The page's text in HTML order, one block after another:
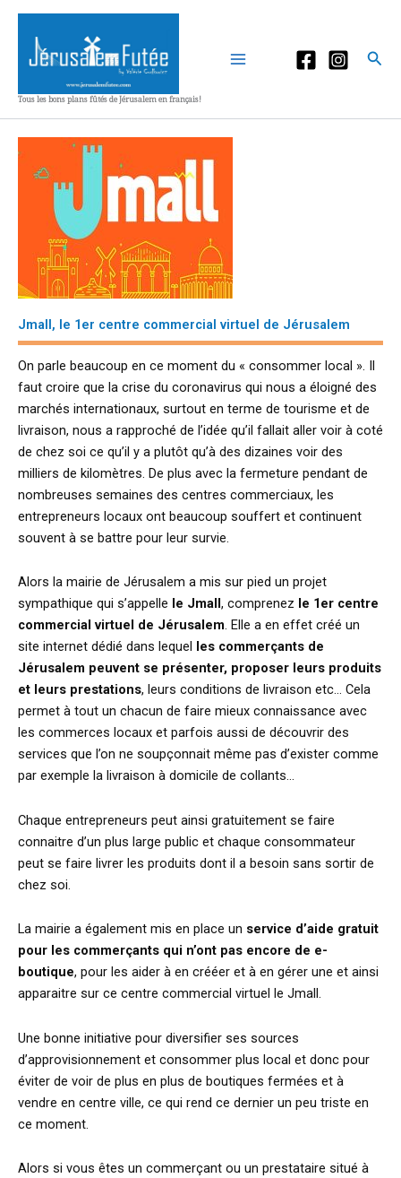
Aller
contenu
Tous les bons plans fûtés de Jérusalem en français!
Jmall, le 1er centre commercial virtuel de Jérusalem
On parle beaucoup en ce moment du « consommer local ». Il
faut croire que la crise du coronavirus qui nous a éloigné des
marchés internationaux, surtout en terme de tourisme et de
livraison, nous a rapproché de l’idée qu’il fallait aller voir à coté
de chez soi ce qu’il y a plutôt qu’à des dizaines voir des
milliers de kilomètres. De plus avec la fermeture pendant de
nombreuses semaines des centres commerciaux, les
entrepreneurs locaux ont beaucoup souffert et continuent
souvent à se battre pour leur survie.
Alors la mairie de Jérusalem a mis sur pied un projet
sympathique qui s’appelle le Jmall, comprenez le 1er centre
commercial virtuel de Jérusalem. Elle a en effet créé un
site internet dédié dans lequel les commerçants de
Jérusalem peuvent se présenter, proposer leurs produits
et leurs prestations, leurs conditions de livraison etc… Cela
permet à tout un chacun de faire mieux connaissance avec
les commerces locaux et parfois aussi de découvrir des
services que l’on ne soupçonnait même pas d’exister comme
par exemple la livraison à domicile de collants…
Chaque entrepreneurs peut ainsi gratuitement se faire
connaitre d’un plus large public et chaque consommateur
peut se faire livrer les produits dont il a besoin sans sortir de
chez soi.
La mairie a également mis en place un service d’aide gratuit
pour les commerçants qui n’ont pas encore de e-
boutique, pour les aider à en crééer et à en gérer une et ainsi
apparaitre sur ce centre commercial virtuel le Jmall.
Une bonne initiative pour diversifier ses sources
d’approvisionnement et consommer plus local et donc pour
éviter de voir de plus en plus de boutiques fermées et à
vendre en centre ville, ce qui rend ce dernier un peu triste en
ce moment.
Alors si vous êtes un commerçant ou un prestataire situé à